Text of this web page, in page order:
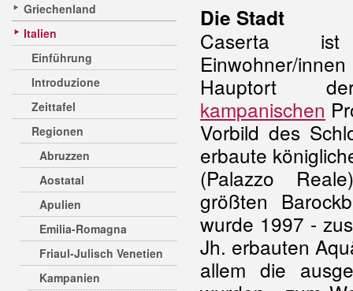
Griechenland
Italien
Einführung
Introduzione
Zeittafel
Regionen
Abruzzen
Aostatal
Apulien
Emilia-Romagna
Friaul-Julisch Venetien
Kampanien
Die Stadt
Caserta
Einwohner/
Hauptort
kampanischen
Vorbild des
erbaute
(Palazzo
größten
wurde 1997 -
Jh. erbauten
allem die